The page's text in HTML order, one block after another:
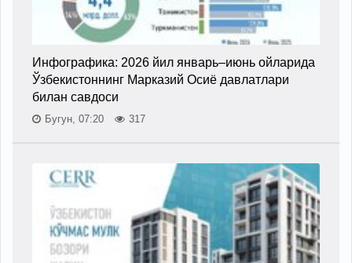
Инфографика: 2026 йил январь–июнь ойларида
Ўзбекистоннинг Марказий Осиё давлатлари
билан савдоси
Бугун, 07:20 317